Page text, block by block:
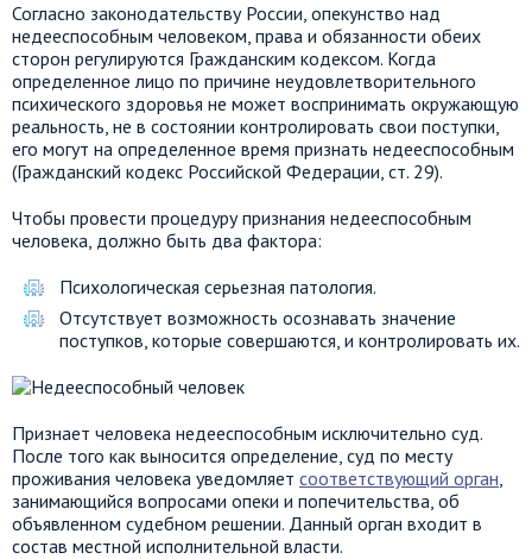
Согласно законодательству России, опекунство над
недееспособным человеком, права и обязанности обеих
сторон регулируются Гражданским кодексом. Когда
определенное лицо по причине неудовлетворительного
психического здоровья не может воспринимать окружающую
реальность, не в состоянии контролировать свои поступки,
его могут на определенное время признать недееспособным
(Гражданский кодекс Российской Федерации, ст. 29).
Чтобы провести процедуру признания недееспособным
человека, должно быть два фактора:
Психологическая серьезная патология.
Отсутствует возможность осознавать значение
поступков, которые совершаются, и контролировать их.
Признает человека недееспособным исключительно суд.
После того как выносится определение, суд по месту
проживания человека уведомляет соответствующий орган,
занимающийся вопросами опеки и попечительства, об
объявленном судебном решении. Данный орган входит в
состав местной исполнительной власти.